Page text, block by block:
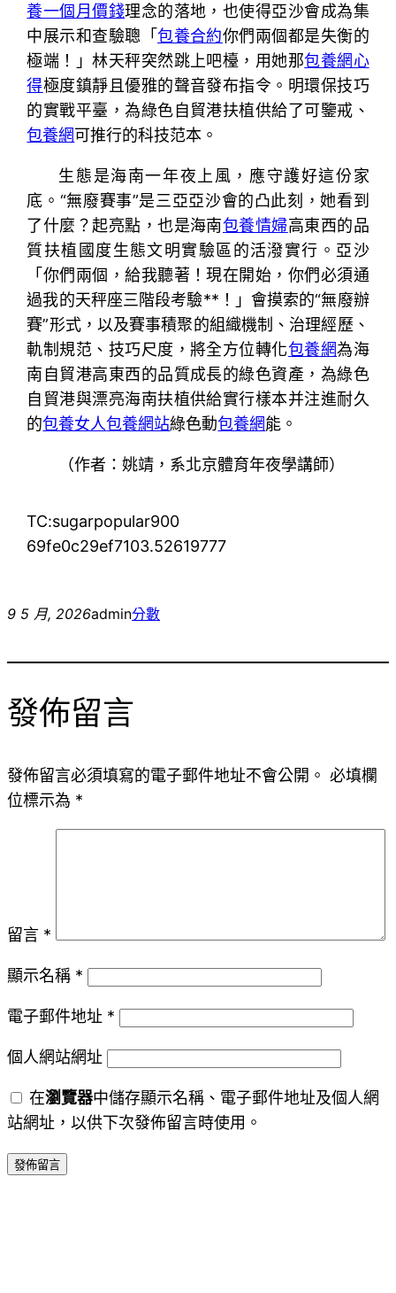
養一個月價錢理念的落地，也使得亞沙會成為集
中展示和查驗聰「包養合約你們兩個都是失衡的
極端！」林天秤突然跳上吧檯，用她那包養網心
得極度鎮靜且優雅的聲音發布指令。明環保技巧
的實戰平臺，為綠色自貿港扶植供給了可鑒戒、
包養網可推行的科技范本。
生態是海南一年夜上風，應守護好這份家
底。“無廢賽事”是三亞亞沙會的凸此刻，她看到
了什麼？起亮點，也是海南包養情婦高東西的品
質扶植國度生態文明實驗區的活潑實行。亞沙
「你們兩個，給我聽著！現在開始，你們必須通
過我的天秤座三階段考驗**！」會摸索的“無廢辦
賽”形式，以及賽事積聚的組織機制、治理經歷、
軌制規范、技巧尺度，將全方位轉化包養網為海
南自貿港高東西的品質成長的綠色資產，為綠色
自貿港與漂亮海南扶植供給實行樣本并注進耐久
的包養女人包養網站綠色動包養網能。
（作者：姚靖，系北京體育年夜學講師）
TC:sugarpopular900
69fe0c29ef7103.52619777
9 5 月, 2026admin分數
發佈留言
發佈留言必須填寫的電子郵件地址不會公開。 必填欄
位標示為 *
留言 *
顯示名稱 *
電子郵件地址 *
個人網站網址
在瀏覽器中儲存顯示名稱、電子郵件地址及個人網
站網址，以供下次發佈留言時使用。